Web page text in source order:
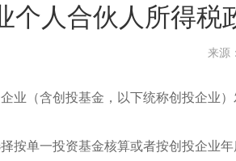
个人合伙人所得税
来源
（含创投基金，以下统称创投企业）
单一投资基金核算或者按创投企业年